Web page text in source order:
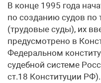
В конце 1995 года
по созданию судов
(трудовые суды), их
предусмотрено в
Федеральном
судебной системе
ст.18 Конституции